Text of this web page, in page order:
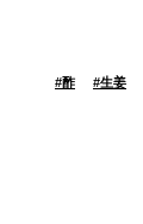
#酢 #生姜